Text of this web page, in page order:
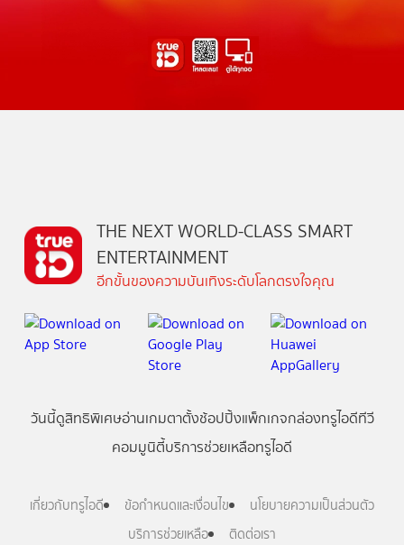
THE NEXT WORLD-CLASS SMART
ENTERTAINMENT
อีกขั้นของความบันเทิงระดับโลกตรงใจคุณ
วันนี้ดูสิทธิพิเศษอ่านเกมตาตั้งช้อปปิ้งแพ็กเกจกล่องทรูไอดีทีวี
คอมมูนิตี้บริการช่วยเหลือทรูไอดี
เกี่ยวกับทรูไอดี ข้อกำหนดและเงื่อนไข
นโยบายความเป็นส่วนตัว
บริการช่วยเหลือ
ติดต่อเรา